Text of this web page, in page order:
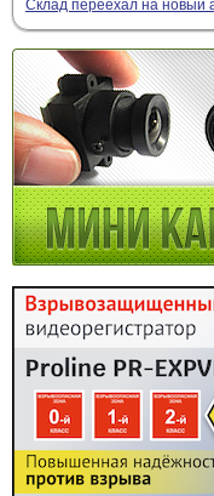
Склад переехал на новый